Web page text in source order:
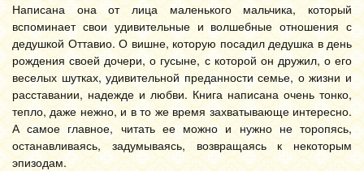
Написана она от лица маленького мальчика, который
вспоминает свои удивительные и волшебные отношения с
дедушкой Оттавио. О вишне, которую посадил дедушка в день
рождения своей дочери, о гусыне, с которой он дружил, о его
веселых шутках, удивительной преданности семье, о жизни и
расставании, надежде и любви. Книга написана очень тонко,
тепло, даже нежно, и в то же время захватывающе интересно.
А самое главное, читать ее можно и нужно не торопясь,
останавливаясь, задумываясь, возвращаясь к некоторым
эпизодам.